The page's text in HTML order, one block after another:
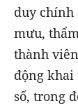
duy chính
mưu,
thành
động khai
số, trong